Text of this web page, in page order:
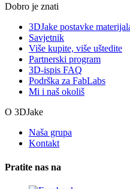
Dobro je znati
3DJake postavke
Savjetnik
Više kupite, više uštedite
Partnerski program
3D-ispis FAQ
Podrška za FabLabs
Mi i naš okoliš
O 3DJake
Naša grupa
Kontakt
Pratite nas na